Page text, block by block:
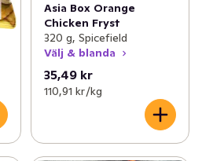
Asia Box Orange
Chicken Fryst
320 g, Spicefield
Välj & blanda
35,49 kr
110,91 kr /kg